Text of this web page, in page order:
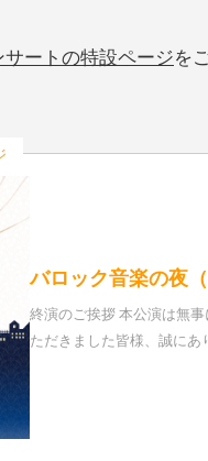
サートの特設ページを
バロック音楽の夜（
終演のご挨拶 本公演は無
ただきました皆様、誠に